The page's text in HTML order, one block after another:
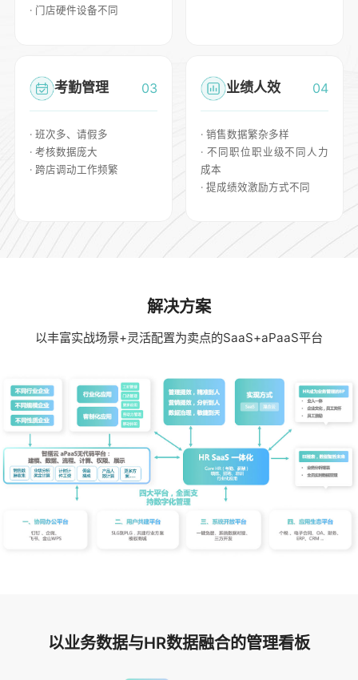
· 门店硬件设备不同
考勤管理 03
· 班次多、请假多
· 考核数据庞大
· 跨店调动工作频繁
业绩人效 04
· 销售数据繁杂多样
· 不同职位职业级不同人力
成本
· 提成绩效激励方式不同
解决方案
以丰富实战场景+灵活配置为卖点的SaaS+aPaaS平台
以业务数据与HR数据融合的管理看板